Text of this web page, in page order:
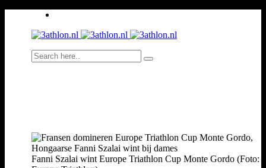
Fanni Szalai wint Europe Triathlon Cup Monte Gordo (Foto: